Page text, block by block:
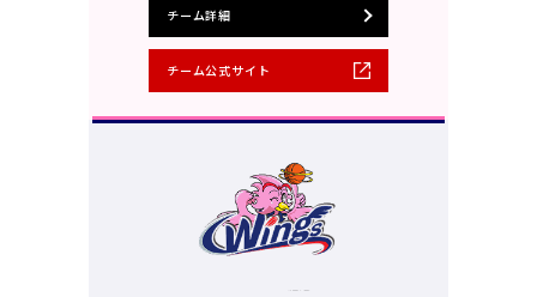
チーム詳細
チーム公式サイト